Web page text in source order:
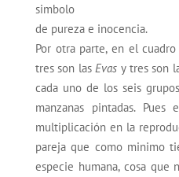
simbolo
de pureza e inocencia.
Por otra parte, en el
tres son las Evas y tres son
cada uno de los seis
manzanas pintadas.
multiplicación en la
pareja que como minimo
especie humana, cosa que